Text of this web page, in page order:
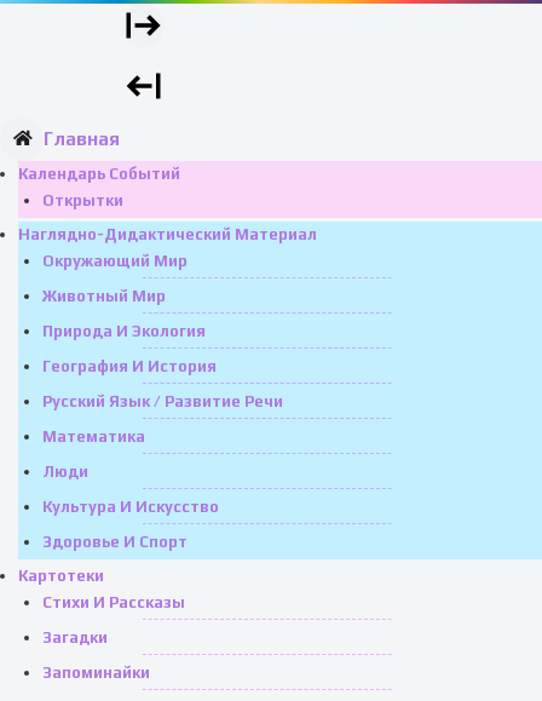
Главная
Календарь Событий
Открытки
Наглядно-Дидактический Материал
Окружающий Мир
Животный Мир
Природа И Экология
География И История
Русский Язык / Развитие Речи
Математика
Люди
Культура И Искусство
Здоровье И Спорт
Картотеки
Стихи И Рассказы
Загадки
Запоминайки